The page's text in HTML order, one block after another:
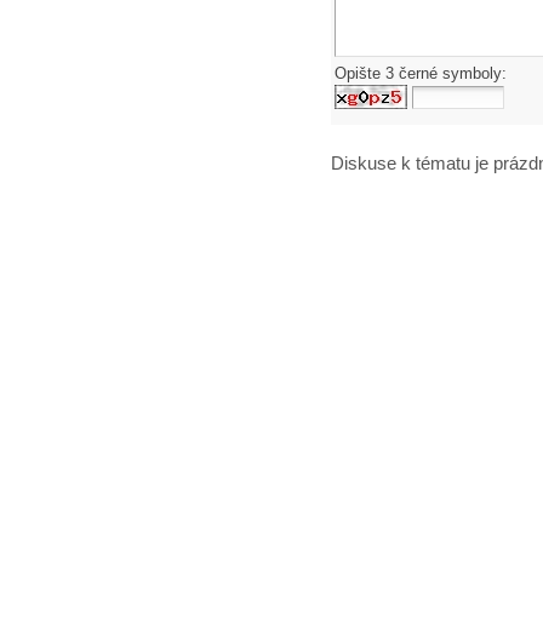
Opište 3 černé symboly:
Diskuse k tématu je